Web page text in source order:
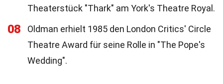
Theaterstück "Thark" am York's Theatre Royal.
08
Oldman erhielt 1985 den London Critics' Circle
Theatre Award für seine Rolle in "The Pope's
Wedding".